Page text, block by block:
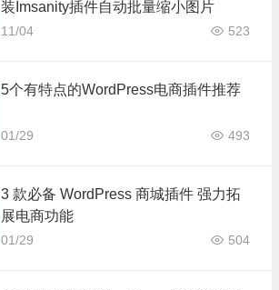
装Imsanity插件自动批量缩小图片
11/04 523
5个有特点的WordPress电商插件推荐
01/29 493
3 款必备 WordPress 商城插件 强力拓
展电商功能
01/29 504